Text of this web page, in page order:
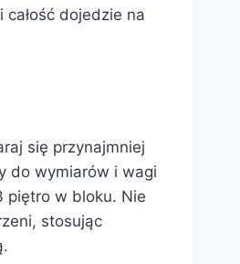
dojedzie na
się przynajmniej
do wymiarów i wagi
piętro w bloku. Nie
stosując